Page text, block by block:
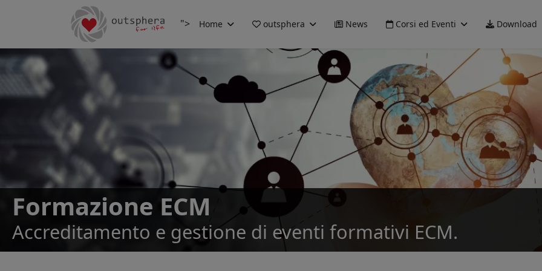
"> Home outsphera News Corsi ed Eventi Download
Formazione ECM
Accreditamento e gestione di eventi formativi ECM.